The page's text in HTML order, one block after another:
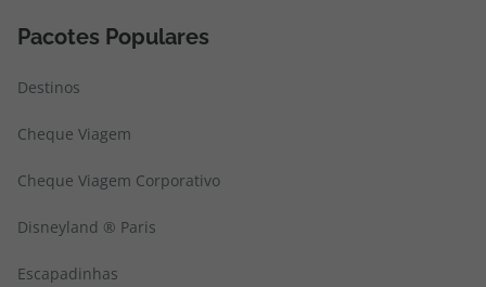
Pacotes Populares
Destinos
Cheque Viagem
Cheque Viagem Corporativo
Disneyland ® Paris
Escapadinhas